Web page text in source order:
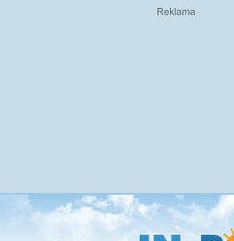
Přejít
na
hlavní